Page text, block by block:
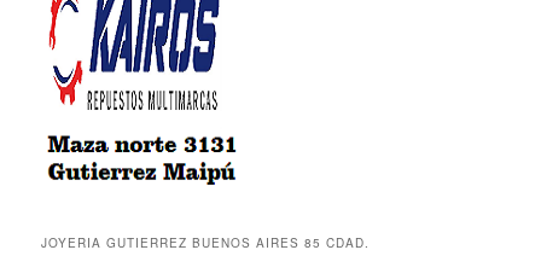
JOYERIA GUTIERREZ BUENOS AIRES 85 CDAD.